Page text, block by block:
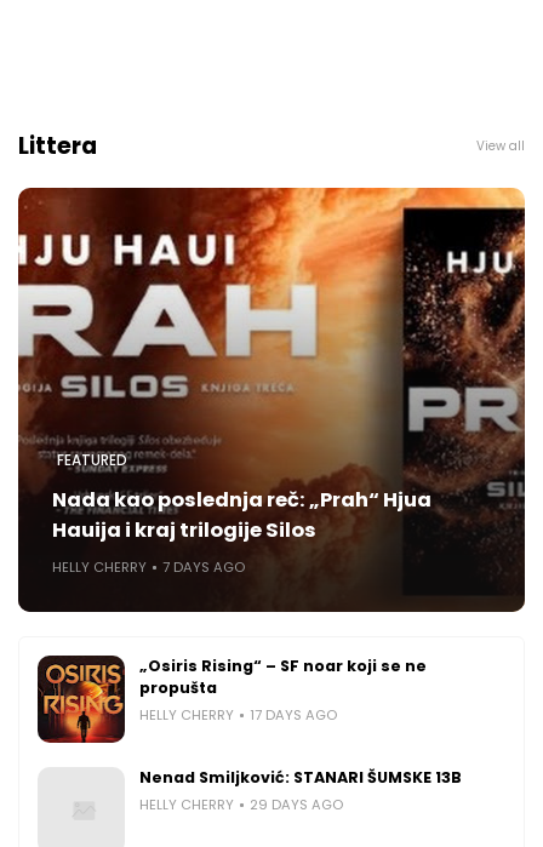
Littera View all
FEATURED
Nada kao poslednja reč: „Prah“ Hjua
Hauija i kraj trilogije Silos
HELLY CHERRY 7 DAYS AGO
„Osiris Rising“ – SF noar koji se ne
propušta
HELLY CHERRY 17 DAYS AGO
Nenad Smiljković: STANARI ŠUMSKE 13B
HELLY CHERRY 29 DAYS AGO